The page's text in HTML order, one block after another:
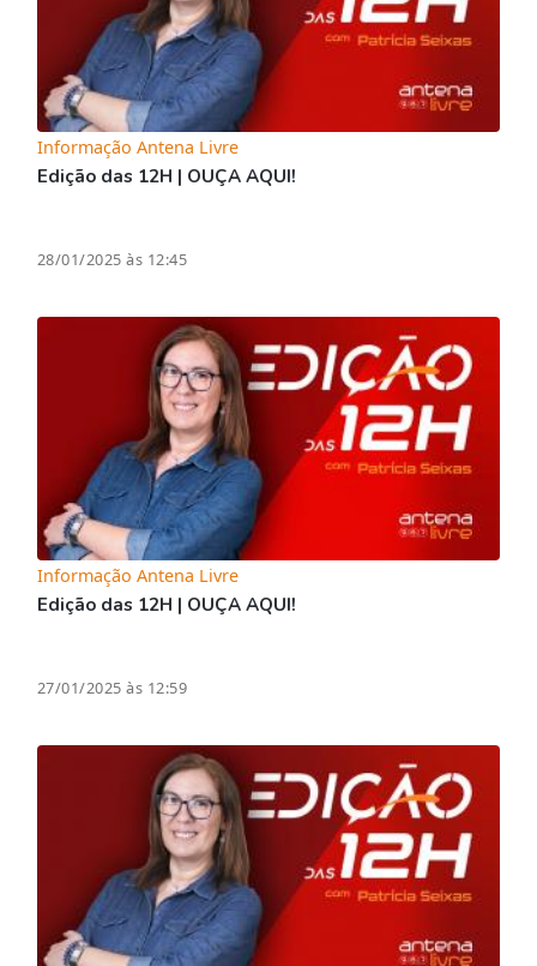
Informação Antena Livre
Edição das 12H | OUÇA AQUI!
28/01/2025 às 12:45
Informação Antena Livre
Edição das 12H | OUÇA AQUI!
27/01/2025 às 12:59